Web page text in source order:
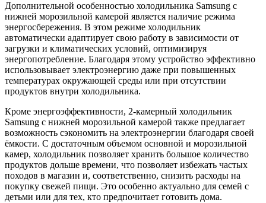
Дополнительной особенностью холодильника Samsung с
нижней морозильной камерой является наличие режима
энергосбережения. В этом режиме холодильник
автоматически адаптирует свою работу в зависимости от
загрузки и климатических условий, оптимизируя
энергопотребление. Благодаря этому устройство эффективно
использовывает электроэнергию даже при повышенных
температурах окружающей среды или при отсутствии
продуктов внутри холодильника.
Кроме энергоэффективности, 2-камерный холодильник
Samsung с нижней морозильной камерой также предлагает
возможность сэкономить на электроэнергии благодаря своей
ёмкости. С достаточным объемом основной и морозильной
камер, холодильник позволяет хранить большое количество
продуктов дольше времени, что позволяет избежать частых
походов в магазин и, соответственно, снизить расходы на
покупку свежей пищи. Это особенно актуально для семей с
детьми или для тех, кто предпочитает готовить дома.